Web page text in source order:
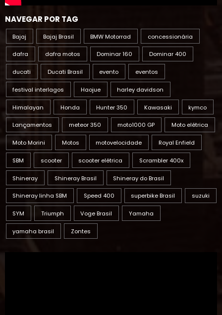
dafra dafra motos Dominar 160 Dominar 400
ducati Ducati Brasil evento eventos
festival interlagos Haojue harley davidson
Himalayan Honda Hunter 350 Kawasaki
Lançamentos meteor 350 moto1000 GP Moto elétrica
Moto Morini Motos motovelocidade Royal Enfield
SBM scooter scooter elétrica Scrambler 400x
Shineray Shineray Brasil Shineray do Brasil
Shineray linha SBM Speed 400 superbike Brasil
SYM Triumph Voge Brasil Yamaha
yamaha brasil Zontes